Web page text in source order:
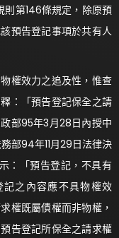
則第146條規定，除原預
預告登記事項於共有人
權效力之追及性，惟查
：「預告登記保全之請
部95年3月28日內授中
部94年11月29日法律決
：「預告登記，不具有
之內容應不具物權效
權既屬債權而非物權，
告登記所保全之請求權